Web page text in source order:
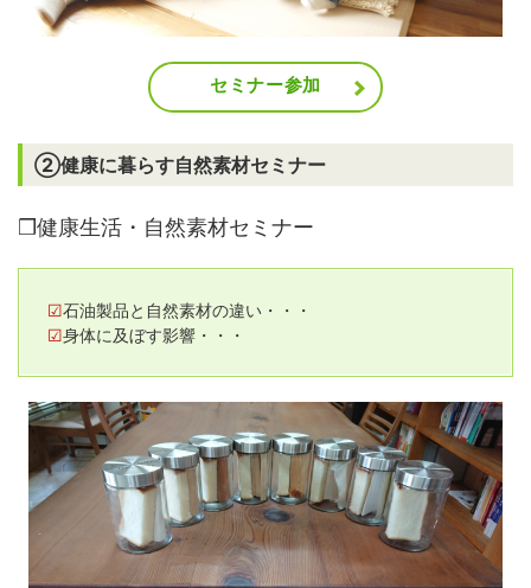
セミナー参加
②健康に暮らす自然素材セミナー
❒健康生活・自然素材セミナー
☑石油製品と自然素材の違い・・・
☑身体に及ぼす影響・・・